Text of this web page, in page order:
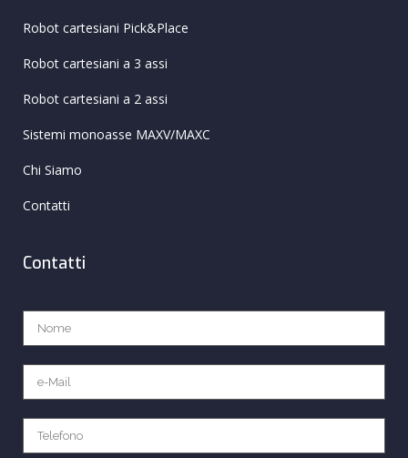
Robot cartesiani Pick&Place
Robot cartesiani a 3 assi
Robot cartesiani a 2 assi
Sistemi monoasse MAXV/MAXC
Chi Siamo
Contatti
Contatti